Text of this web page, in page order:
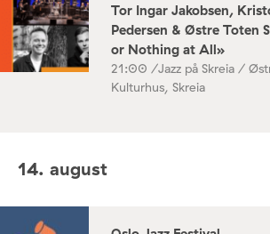
Tor Ingar Jakobsen,
Pedersen & Østre Toten
or Nothing at All»
21:00 /Jazz på Skreia /
Kulturhus, Skreia
14. august